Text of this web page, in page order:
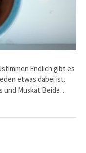
Endlich gibt es
etwas dabei ist.
und Muskat.Beide…